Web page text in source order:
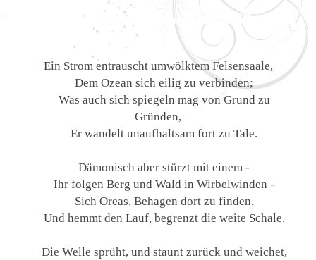
Ein Strom entrauscht umwölktem Felsensaale,
Dem Ozean sich eilig zu verbinden;
Was auch sich spiegeln mag von Grund zu
Gründen,
Er wandelt unaufhaltsam fort zu Tale.
Dämonisch aber stürzt mit einem -
Ihr folgen Berg und Wald in Wirbelwinden -
Sich Oreas, Behagen dort zu finden,
Und hemmt den Lauf, begrenzt die weite Schale.
Die Welle sprüht, und staunt zurück und weichet,